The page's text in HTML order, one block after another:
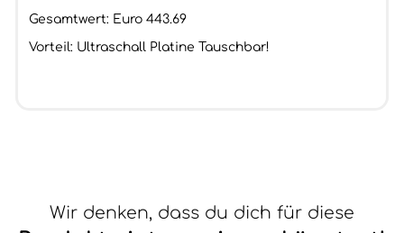
Gesamtwert: Euro 443.69
Vorteil: Ultraschall Platine Tauschbar!
Wir denken, dass du dich für diese